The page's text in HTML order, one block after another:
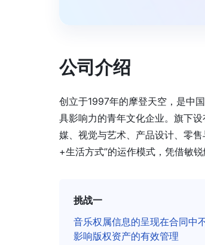
公司介绍
创立于1997年的摩登天空，是中
具影响力的青年文化企业。旗下
媒、视觉与艺术、产品设计、零
+生活方式”的运作模式，凭借敏
挑战一
音乐权属信息的呈现在合同中
影响版权资产的有效管理